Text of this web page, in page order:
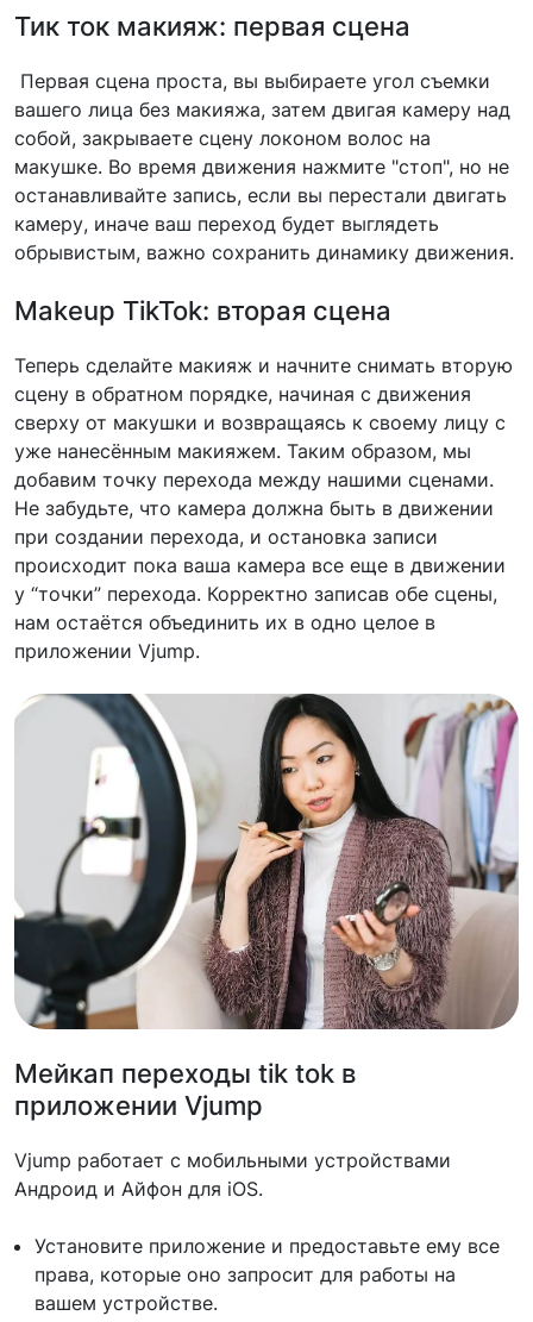
Тик ток макияж: первая сцена
Первая сцена проста, вы выбираете угол съемки
вашего лица без макияжа, затем двигая камеру над
собой, закрываете сцену локоном волос на
макушке. Во время движения нажмите "стоп", но не
останавливайте запись, если вы перестали двигать
камеру, иначе ваш переход будет выглядеть
обрывистым, важно сохранить динамику движения.
Makeup TikTok: вторая сцена
Теперь сделайте макияж и начните снимать вторую
сцену в обратном порядке, начиная с движения
сверху от макушки и возвращаясь к своему лицу с
уже нанесённым макияжем. Таким образом, мы
добавим точку перехода между нашими сценами.
Не забудьте, что камера должна быть в движении
при создании перехода, и остановка записи
происходит пока ваша камера все еще в движении
у “точки” перехода. Корректно записав обе сцены,
нам остаётся объединить их в одно целое в
приложении Vjump.
Мейкап переходы tik tok в
приложении Vjump
Vjump работает с мобильными устройствами
Андроид и Айфон для iOS.
Установите приложение и предоставьте ему все
права, которые оно запросит для работы на
вашем устройстве.